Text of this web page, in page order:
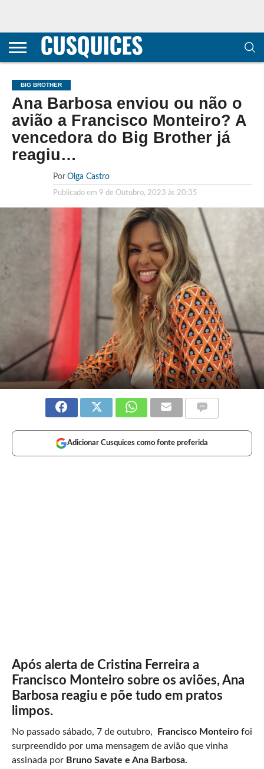
CONTACTOS
HOME
POLÍTICA DE
E COOKIES
SOBRE
TERMOS E
TRANSPARÊNCIA
METODOLOGIA
BIG BROTHER
Ana Barbosa enviou ou não o
avião a Francisco Monteiro? A
vencedora do Big Brother já
reagiu…
Por Olga Castro
Publicado em 9 de Outubro, 2023 às 20:35
Adicionar Cusquices como fonte preferida
Após alerta de Cristina Ferreira a
Francisco Monteiro sobre os aviões, Ana
Barbosa reagiu e põe tudo em pratos
limpos.
No passado sábado, 7 de outubro, Francisco Monteirofoi
surpreendido por uma mensagem de avião que vinha
assinada por Bruno Savate e Ana Barbosa.